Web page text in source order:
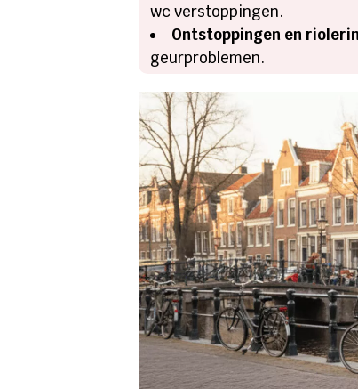
wc verstoppingen.
Ontstoppingen en
geurproblemen.